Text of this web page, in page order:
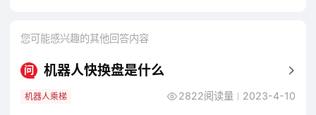
您可能感兴趣的其他回答内容
问 机器人快换盘是什么
机器人乘梯 2822阅读量 2023-4-10